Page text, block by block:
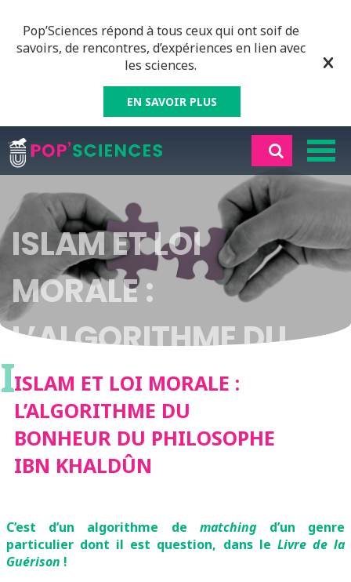
Pop’Sciences répond à tous ceux qui ont soif de
savoirs, de rencontres, d’expériences en lien avec
les sciences.
EN SAVOIR PLUS
ISLAM ET LOI
MORALE :
L’ALGORITHME DU
BONHEUR DU
PHILOSOPHE IBN
KHALDÛN
IISLAM ET LOI MORALE :
L’ALGORITHME DU
BONHEUR DU PHILOSOPHE
IBN KHALDÛN
C’est d’un algorithme de matchingd’un genre
particulier dont il est question, dans le Livre de la
Guérison !